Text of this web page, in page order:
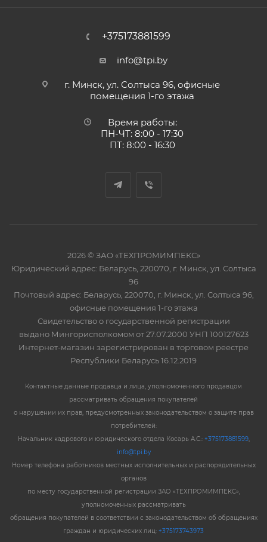
+375173881599
info@tpi.by
г. Минск, ул. Солтыса 96, офисные
помещения 1-го этажа
Время работы:
ПН-ЧТ: 8:00 - 17:30
ПТ: 8:00 - 16:30
2026 © ЗАО «ТЕХПРОМИМПЕКС»
Юридический адрес: Беларусь, 220070, г. Минск, ул. Солтыса
96
Почтовый адрес: Беларусь, 220070, г. Минск, ул. Солтыса 96,
офисные помещения 1-го этажа
Свидетельство о государственной регистрации
выдано Мингорисполкомом от 27.07.2000 УНП 100127623
Интернет-магазин зарегистрирован в торговом реестре
Республики Беларусь 16.12.2019
Контактные данные продавца и лица, уполномоченного продавцом
рассматривать обращения покупателей
о нарушении их прав, предусмотренных законодательством о защите прав
потребителей:
Начальник кадрового и юридического отдела Косарь А.С.: +375173881599,
info@tpi.by
Номер телефона работников местных исполнительных и распорядительных
органов
по месту государственной регистрации ЗАО «ТЕХПРОМИМПЕКС»,
уполномоченных рассматривать
обращения покупателей в соответствии с законодательством об обращениях
граждан и юридических лиц: +375173743973